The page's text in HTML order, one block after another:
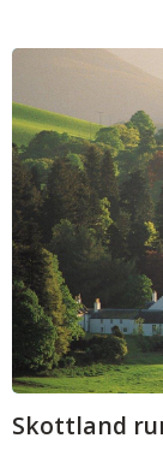
Skottland